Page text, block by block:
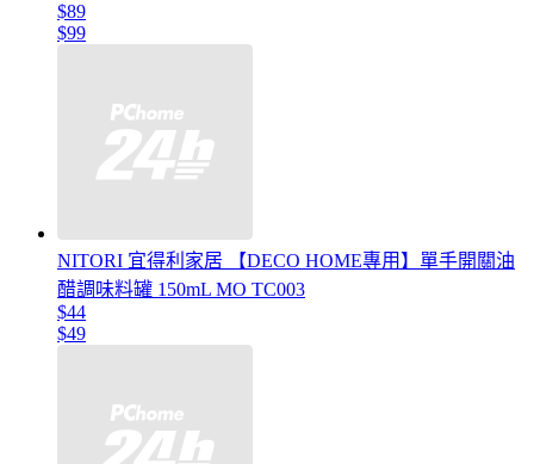
$89
$99
NITORI 宜得利家居 【DECO HOME專用】單手開關油
醋調味料罐 150mL MO TC003
$44
$49